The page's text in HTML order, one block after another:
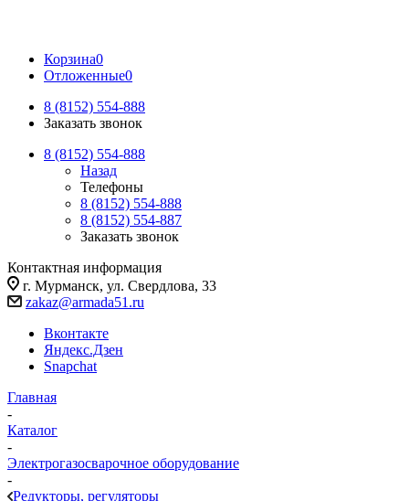
Корзина0
Отложенные0
8 (8152) 554-888
Заказать звонок
8 (8152) 554-888
Назад
Телефоны
8 (8152) 554-888
8 (8152) 554-887
Заказать звонок
Контактная информация
г. Мурманск, ул. Свердлова, 33
zakaz@armada51.ru
Вконтакте
Яндекс.Дзен
Snapchat
Главная
-
Каталог
-
Электрогазосварочное оборудование
-
Редукторы, регуляторы